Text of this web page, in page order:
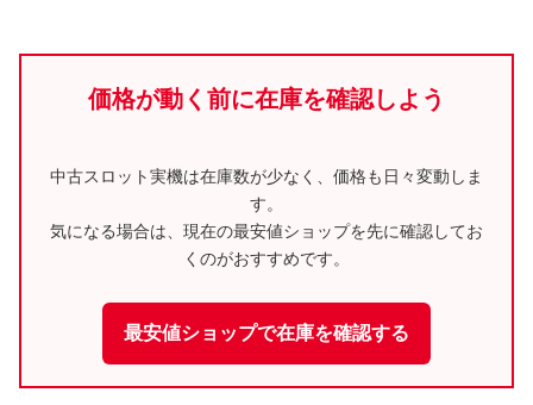
価格が動く前に在庫を確認しよう
中古スロット実機は在庫数が少なく、価格も日々変動しま
す。
気になる場合は、現在の最安値ショップを先に確認してお
くのがおすすめです。
最安値ショップで在庫を確認する